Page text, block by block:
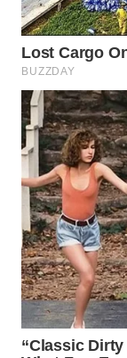
WAHANA
LISTRIK
WAHANA
TRAVEL
WAHANA
TV
WAHANANEWS
ID
WAHANANEWS
CO ID